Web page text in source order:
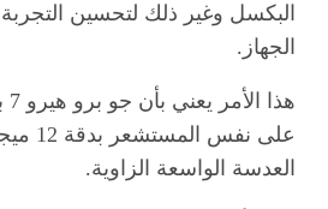
البكسل وغير ذلك لتحسين التجربة
الجهاز.
على
العدسة الواسعة الزاوية.